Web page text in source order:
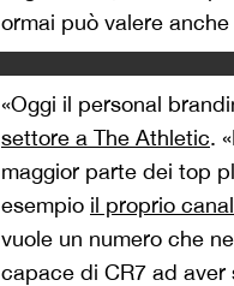
ormai può valere
«Oggi il personal
settore a The Athletic.
maggior parte dei top
esempio il proprio
vuole un numero che
capace di CR7 ad